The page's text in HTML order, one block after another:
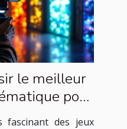
le meilleur
pour
aventure
fascinant des jeux